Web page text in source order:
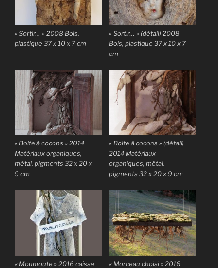
« Sortir… » 2008 Bois,
plastique 37 x 10 x 7 cm
« Sortir… » (détail) 2008
Bois, plastique 37 x 10 x 7
cm
« Boite à cocons » 2014
Matériaux organiques,
métal, pigments 32 x 20 x
9 cm
« Boite à cocons » (détail)
2014 Matériaux
organiques, métal,
pigments 32 x 20 x 9 cm
« Moumoute » 2016 caisse
« Morceau choisi » 2016